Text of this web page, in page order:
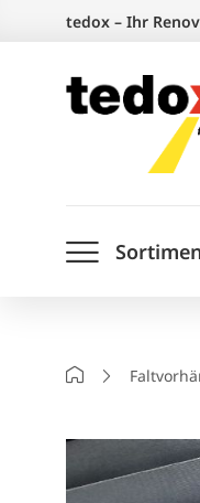
springen
tedox – Ihr
Startseite